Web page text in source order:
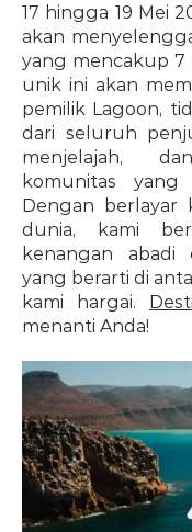
17 hingga 19 Mei
akan
yang mencakup 7
unik ini akan
pemilik Lagoon,
dari seluruh
menjelajah,
komunitas yang
Dengan berlayar
dunia, kami
kenangan
yang berarti di
kami hargai.
menanti Anda!